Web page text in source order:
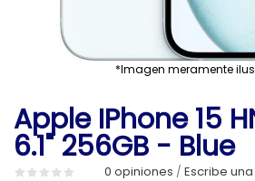
*Imagen meramente
Apple IPhone 15
6.1" 256GB - Blue
0 opiniones / Escribe